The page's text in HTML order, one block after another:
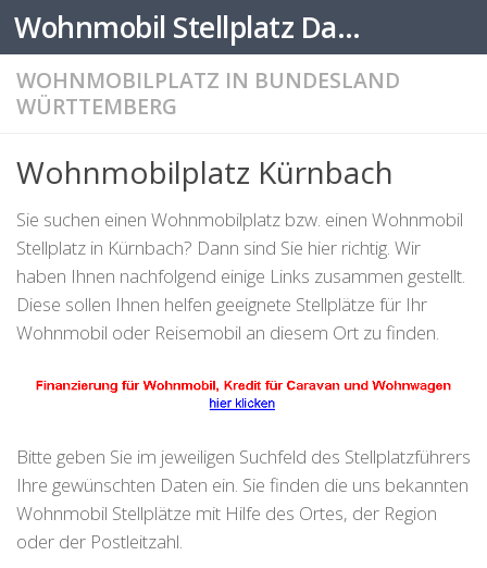
Zum Inhalt springen Wohnmobil Stellplatz Datenbank
WOHNMOBILPLATZ IN BUNDESLAND
WÜRTTEMBERG
Wohnmobilplatz Kürnbach
Sie suchen einen Wohnmobilplatz bzw. einen Wohnmobil
Stellplatz in Kürnbach? Dann sind Sie hier richtig. Wir
haben Ihnen nachfolgend einige Links zusammen gestellt.
Diese sollen Ihnen helfen geeignete Stellplätze für Ihr
Wohnmobil oder Reisemobil an diesem Ort zu finden.
Bitte geben Sie im jeweiligen Suchfeld des Stellplatzführers
Ihre gewünschten Daten ein. Sie finden die uns bekannten
Wohnmobil Stellplätze mit Hilfe des Ortes, der Region
oder der Postleitzahl.